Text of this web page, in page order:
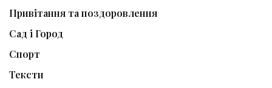
Привітання та поздоровлення
Сад і Город
Спорт
Тексти